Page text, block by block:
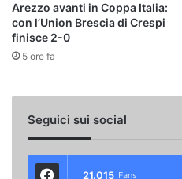
Arezzo avanti in Coppa Italia:
con l’Union Brescia di Crespi
finisce 2-0
5 ore fa
Seguici sui social
21.015 Fans